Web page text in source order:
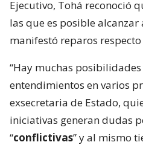
Ejecutivo, Tohá reconoció
las que es posible alcanzar
manifestó reparos
“Hay muchas
entendimientos en varios
exsecretaria de Estado,
iniciativas generan dudas
“conflictivas” y al mismo